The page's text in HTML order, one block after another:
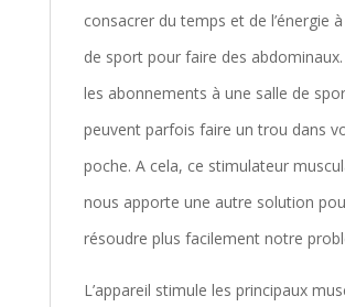
consacrer du temps et de l’énergie
de sport pour faire des
les abonnements à une salle de
peuvent parfois faire un trou dans
poche. A cela, ce stimulateur
nous apporte une autre solution
résoudre plus facilement notre
L’appareil stimule les principaux